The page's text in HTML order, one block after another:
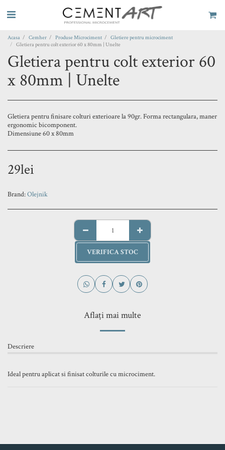
Acasa Cemher Produse Microciment
Gletiere pentru microciment
Gletiera pentru colt exterior 60 x 80mm | Unelte
Gletiera pentru colt exterior 60
x 80mm | Unelte
Gletiera pentru finisare colturi exterioare la 90gr. Forma rectangulara, maner
ergonomic bicomponent.
Dimensiune 60 x 80mm
29lei
Brand:Olejnik
VERIFICA STOC
Aflați mai multe
Descriere
Ideal pentru aplicat si finisat colturile cu microciment.